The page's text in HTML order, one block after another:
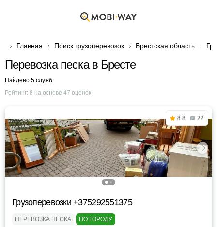
Главная Поиск грузоперевозок Брестская область
Перевозка песка в Бресте
Найдено 5 служб
Рейтинг: 8 на основе 47 оценок
8.8 22
Грузоперевозки +375292551375
ПЕРЕВОЗКА ПЕСКА ПО ГОРОДУ